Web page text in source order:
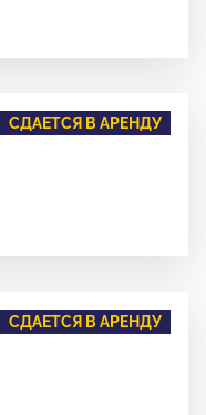
СДАЕТСЯ В АРЕНДУ
СДАЕТСЯ В АРЕНДУ